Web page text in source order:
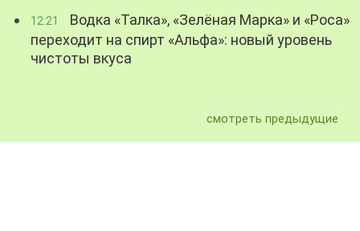
12:21
Водка «Талка», «Зелёная Марка» и «Роса»
переходит на спирт «Альфа»: новый уровень
чистоты вкуса
смотреть предыдущие